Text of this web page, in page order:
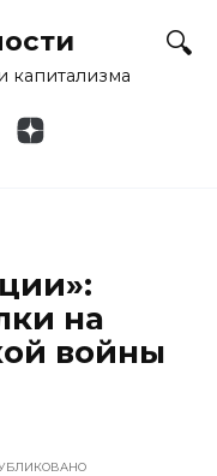
капитализма
на
войны